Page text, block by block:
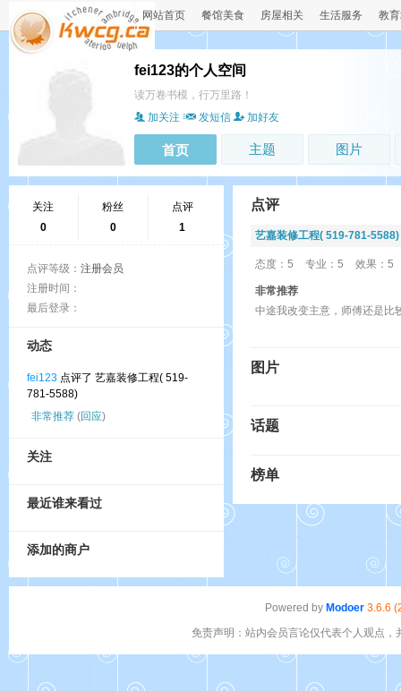
网站首页 餐馆美食 房屋相关 生活服务 教
fei123的个人空间
读万卷书模，行万里路！
加关注
发短信 加好友
首页 主题 图片
关注
0
粉丝
0
点评
1
点评等级： 注册会员
注册时间：
最后登录：
动态
fei123 点评了 艺嘉装修工程( 519-
781-5588)
非常推荐 (回应)
关注
最近谁来看过
添加的商户
点评
艺嘉装修工程( 519-781-5588)
态度：5 专业：5 效果：5
非常推荐
中途我改变主意，师傅还是比
图片
话题
榜单
Powered by Modoer 3.6.6
免责声明：站内会员言论仅代表个人观点